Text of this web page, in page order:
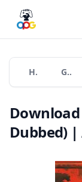
Home Games
Dubbed) |